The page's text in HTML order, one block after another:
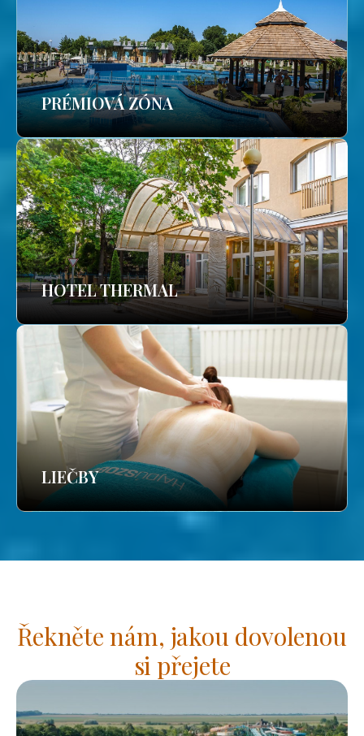
PRÉMIOVÁ ZÓNA
HOTEL THERMAL
LIEČBY
Řekněte nám, jakou dovolenou
si přejete